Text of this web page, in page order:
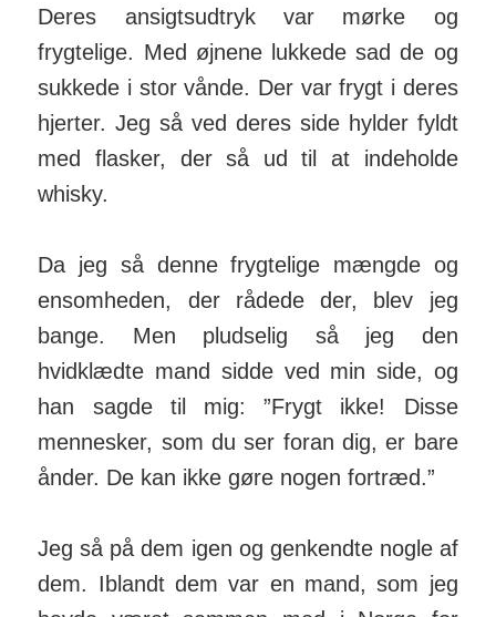
Deres ansigtsudtryk var mørke og
frygtelige. Med øjnene lukkede sad de og
sukkede i stor vånde. Der var frygt i deres
hjerter. Jeg så ved deres side hylder fyldt
med flasker, der så ud til at indeholde
whisky.
Da jeg så denne frygtelige mængde og
ensomheden, der rådede der, blev jeg
bange. Men pludselig så jeg den
hvidklædte mand sidde ved min side, og
han sagde til mig: ”Frygt ikke! Disse
mennesker, som du ser foran dig, er bare
ånder. De kan ikke gøre nogen fortræd.”
Jeg så på dem igen og genkendte nogle af
dem. Iblandt dem var en mand, som jeg